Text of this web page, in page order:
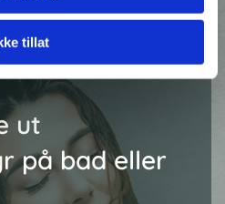
tillat
ut
på bad eller